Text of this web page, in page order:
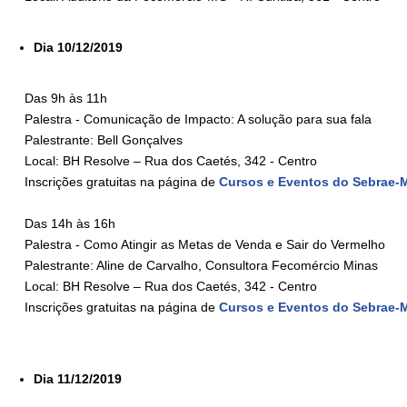
Dia 10/12/2019
Das 9h às 11h
Palestra - Comunicação de Impacto: A solução para sua fala
Palestrante: Bell Gonçalves
Local: BH Resolve – Rua dos Caetés, 342 - Centro
Inscrições gratuitas na página de Cursos e Eventos do Sebrae-
Das 14h às 16h
Palestra - Como Atingir as Metas de Venda e Sair do Vermelho
Palestrante: Aline de Carvalho, Consultora Fecomércio Minas
Local: BH Resolve – Rua dos Caetés, 342 - Centro
Inscrições gratuitas na página de Cursos e Eventos do Sebrae-
Dia 11/12/2019